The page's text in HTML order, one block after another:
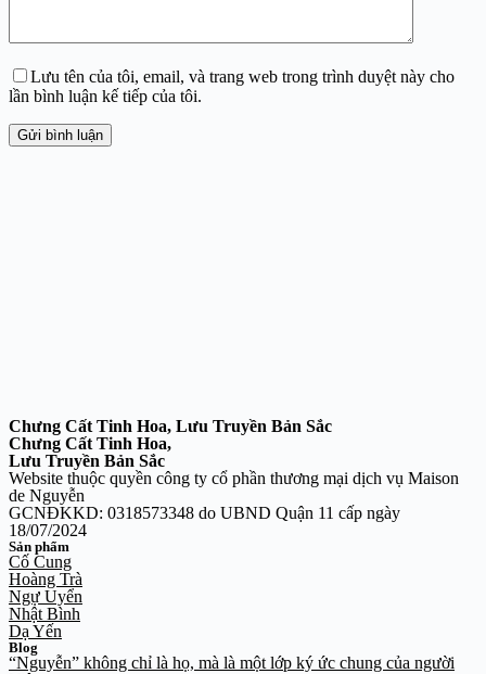
Lưu tên của tôi, email, và trang web trong trình duyệt này cho
lần bình luận kế tiếp của tôi.
Gửi bình luận
Chưng Cất Tinh Hoa, Lưu Truyền Bản Sắc
Chưng Cất Tinh Hoa,
Lưu Truyền Bản Sắc
Website thuộc quyền công ty cổ phần thương mại dịch vụ Maison
de Nguyễn
GCNĐKKD: 0318573348 do UBND Quận 11 cấp ngày
18/07/2024
Sản phẩm
Cố Cung
Hoàng Trà
Ngự Uyển
Nhật Bình
Dạ Yến
Blog
“Nguyễn” không chỉ là họ, mà là một lớp ký ức chung của người